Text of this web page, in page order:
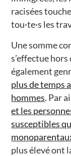
racisées
tou·te·s les
Une somme
s’effectue
également
plus de temps
hommes. Par
et les
susceptibles
plus élevé ont